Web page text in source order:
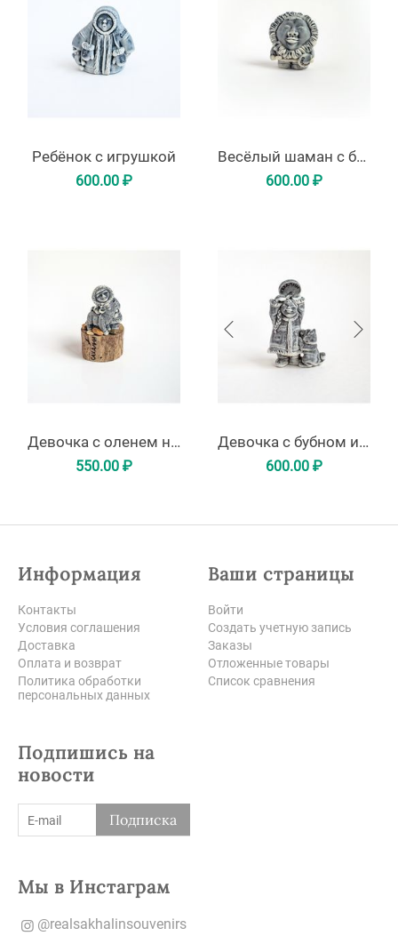
Ребёнок с игрушкой
600.00 ₽
Весёлый шаман с бубном
600.00 ₽
Девочка с оленем на пенёчке
550.00 ₽
Девочка с бубном и собачкой
600.00 ₽
Информация
Контакты
Условия соглашения
Доставка
Оплата и возврат
Политика обработки
персональных данных
Ваши страницы
Войти
Создать учетную запись
Заказы
Отложенные товары
Список сравнения
Подпишись на
новости
Подписка
Мы в Инстаграм
@realsakhalinsouvenirs